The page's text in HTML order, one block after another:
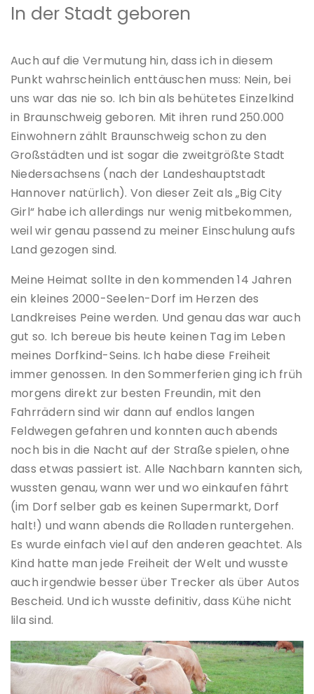
In der Stadt geboren
Auch auf die Vermutung hin, dass ich in diesem
Punkt wahrscheinlich enttäuschen muss: Nein, bei
uns war das nie so. Ich bin als behütetes Einzelkind
in Braunschweig geboren. Mit ihren rund 250.000
Einwohnern zählt Braunschweig schon zu den
Großstädten und ist sogar die zweitgrößte Stadt
Niedersachsens (nach der Landeshauptstadt
Hannover natürlich). Von dieser Zeit als „Big City
Girl“ habe ich allerdings nur wenig mitbekommen,
weil wir genau passend zu meiner Einschulung aufs
Land gezogen sind.
Meine Heimat sollte in den kommenden 14 Jahren
ein kleines 2000-Seelen-Dorf im Herzen des
Landkreises Peine werden. Und genau das war auch
gut so. Ich bereue bis heute keinen Tag im Leben
meines Dorfkind-Seins. Ich habe diese Freiheit
immer genossen. In den Sommerferien ging ich früh
morgens direkt zur besten Freundin, mit den
Fahrrädern sind wir dann auf endlos langen
Feldwegen gefahren und konnten auch abends
noch bis in die Nacht auf der Straße spielen, ohne
dass etwas passiert ist. Alle Nachbarn kannten sich,
wussten genau, wann wer und wo einkaufen fährt
(im Dorf selber gab es keinen Supermarkt, Dorf
halt!) und wann abends die Rolladen runtergehen.
Es wurde einfach viel auf den anderen geachtet. Als
Kind hatte man jede Freiheit der Welt und wusste
auch irgendwie besser über Trecker als über Autos
Bescheid. Und ich wusste definitiv, dass Kühe nicht
lila sind.